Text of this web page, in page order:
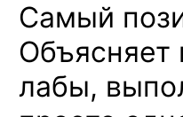
Самый
Объясняет
лабы,